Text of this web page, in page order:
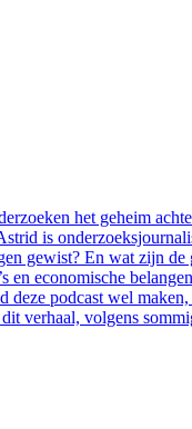
het geheim
is
gewist? En wat zijn
en economische
podcast wel
verhaal, volgens